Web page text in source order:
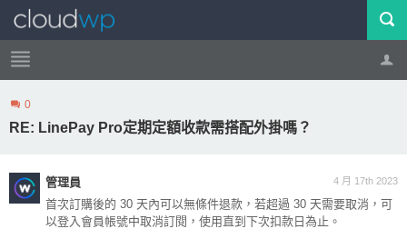
帳號 登出
0
RE: LinePay Pro定期定額收款需搭配外掛嗎？
4 月 17th 2023
管理員
首次訂購後的 30 天內可以無條件退款，若超過 30 天需要取消，可
以登入會員帳號中取消訂閱，使用直到下次扣款日為止。